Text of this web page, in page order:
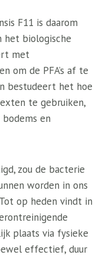
F11 is daarom
het biologische
met
om de PFA’s af te
bestudeert het hoe
te gebruiken,
en
zou de bacterie
worden in ons
op heden vindt in
plaats via fysieke
effectief, duur